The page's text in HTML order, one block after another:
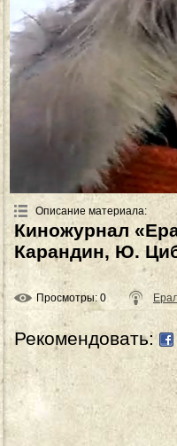
Описание материала:
Киножурнал
Карандин, Ю.
Просмотры: 0
Рекомендовать: